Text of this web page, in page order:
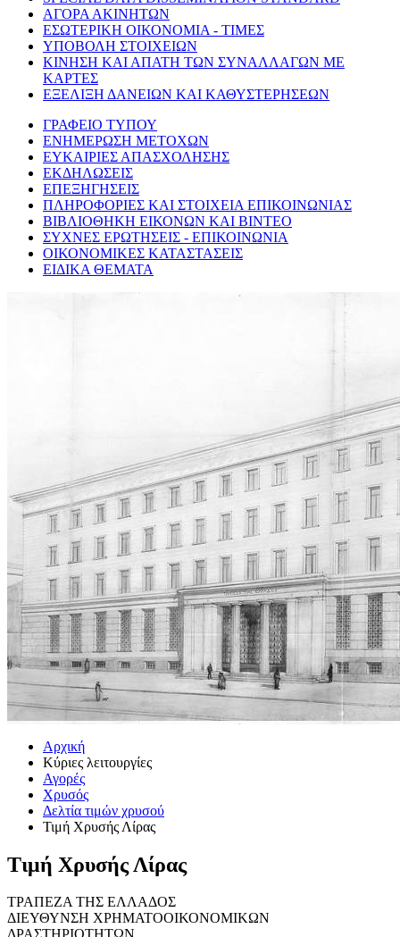
ΑΓΟΡΑ ΑΚΙΝΗΤΩΝ
ΕΣΩΤΕΡΙΚΗ ΟΙΚΟΝΟΜΙΑ - ΤΙΜΕΣ
ΥΠΟΒΟΛΗ ΣΤΟΙΧΕΙΩΝ
ΚΙΝΗΣΗ ΚΑΙ ΑΠΑΤΗ ΤΩΝ ΣΥΝΑΛΛΑΓΩΝ ΜΕ
ΚΑΡΤΕΣ
ΕΞΕΛΙΞΗ ΔΑΝΕΙΩΝ ΚΑΙ ΚΑΘΥΣΤΕΡΗΣΕΩΝ
ΓΡΑΦΕΙΟ ΤΥΠΟΥ
ΕΝΗΜΕΡΩΣΗ ΜΕΤΟΧΩΝ
ΕΥΚΑΙΡΙΕΣ ΑΠΑΣΧΟΛΗΣΗΣ
ΕΚΔΗΛΩΣΕΙΣ
ΕΠΕΞΗΓΗΣΕΙΣ
ΠΛΗΡΟΦΟΡΙΕΣ ΚΑΙ ΣΤΟΙΧΕΙΑ ΕΠΙΚΟΙΝΩΝΙΑΣ
ΒΙΒΛΙΟΘΗΚΗ ΕΙΚΟΝΩΝ ΚΑΙ ΒΙΝΤΕΟ
ΣΥΧΝΕΣ ΕΡΩΤΗΣΕΙΣ - ΕΠΙΚΟΙΝΩΝΙΑ
ΟΙΚΟΝΟΜΙΚΕΣ ΚΑΤΑΣΤΑΣΕΙΣ
ΕΙΔΙΚΑ ΘΕΜΑΤΑ
Αρχική
Κύριες λειτουργίες
Αγορές
Χρυσός
Δελτία τιμών χρυσού
Τιμή Χρυσής Λίρας
Τιμή Χρυσής Λίρας
ΤΡΑΠΕΖΑ ΤΗΣ ΕΛΛΑΔΟΣ
ΔΙΕΥΘΥΝΣΗ ΧΡΗΜΑΤΟΟΙΚΟΝΟΜΙΚΩΝ